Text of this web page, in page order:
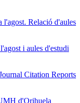
l'agost. Relació d'aules
i aules d'estudi
Citation Reports
d'Orihuela